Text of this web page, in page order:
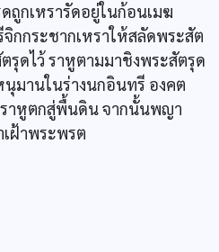
ถูกเหรารัดอยู่ในก้อนเมฆ
กกระชากเหราให้สลัดพระสัต
รุดไว้ ราหูตามมาชิงพระสัตรุด
มานในร่างนกอินทรี องคต
าหูตกสู่พื้นดิน จากนั้นพญา
ฝ้าพระพรต